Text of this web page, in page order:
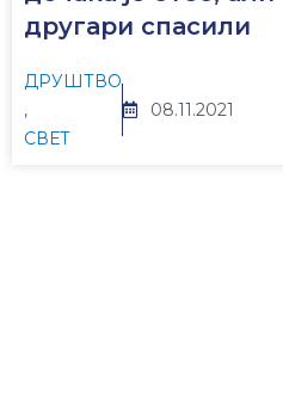
другари спасили
ДРУШТВО
,
СВЕТ
08.11.2021